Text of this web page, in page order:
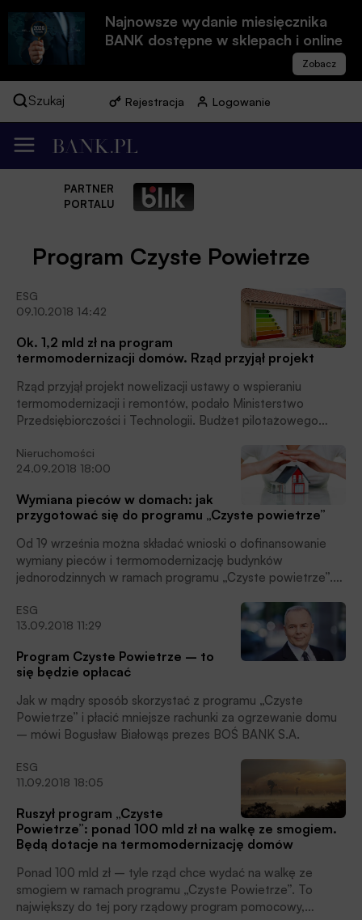
Najnowsze wydanie miesięcznika
BANK dostępne w sklepach i online
Szukaj Rejestracja Logowanie
PARTNER
PORTALU
Program Czyste Powietrze
ESG
09.10.2018 14:42
Ok. 1,2 mld zł na program
termomodernizacji domów. Rząd przyjął projekt
Rząd przyjął projekt nowelizacji ustawy o wspieraniu
termomodernizacji i remontów, podało Ministerstwo
Przedsiębiorczości i Technologii. Budżet pilotażowego
Nieruchomości
24.09.2018 18:00
Wymiana pieców w domach: jak
przygotować się do programu „Czyste powietrze”
Od 19 września można składać wnioski o dofinansowanie
wymiany pieców i termomodernizację budynków
jednorodzinnych w ramach programu „Czyste powietrze”.
smogiem i poprawę jakości powietrza oraz zwiększenie
efektywności energetycznej budynków. Podpowiadamy, jak
ESG
13.09.2018 11:29
Program Czyste Powietrze – to
się będzie opłacać
Jak w mądry sposób skorzystać z programu „Czyste
Powietrze” i płacić mniejsze rachunki za ogrzewanie domu
– mówi Bogusław Białowąs prezes BOŚ BANK S.A.
ESG
11.09.2018 18:05
Ruszył program „Czyste
Powietrze”: ponad 100 mld zł na walkę ze smogiem.
Będą dotacje na termomodernizację domów
Ponad 100 mld zł – tyle rząd chce wydać na walkę ze
smogiem w ramach programu „Czyste Powietrze”. To
największy do tej pory rządowy program pomocowy,